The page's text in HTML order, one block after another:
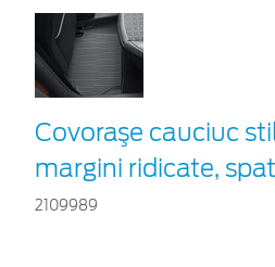
Covoraşe cauciuc
margini ridicate,
2109989